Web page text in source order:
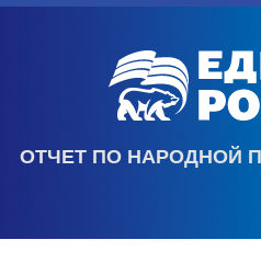
ОТЧЕТ ПО НАРОДНОЙ